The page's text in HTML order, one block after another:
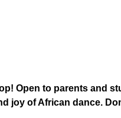
Open to parents and
joy of African dance.